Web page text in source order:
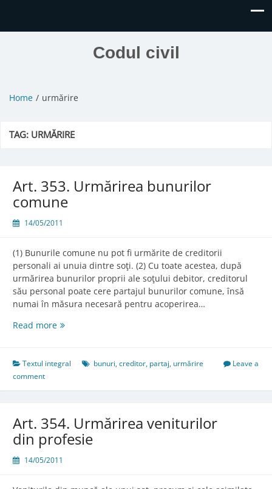
Codul civil
Home urmărire
TAG: URMĂRIRE
Art. 353. Urmărirea bunurilor
comune
14/05/2011
(1) Bunurile comune nu pot fi urmărite de creditorii
personali ai unuia dintre soţi. (2) Cu toate acestea, după
urmărirea bunurilor proprii ale soţului debitor, creditorul
său personal poate cere partajul bunurilor comune, însă
numai în măsura necesară pentru acoperirea…
Read moreArt.
bunurilor
Textul integral bunuri,creditor, partaj, urmărire
Leave a
comment
Art. 354. Urmărirea veniturilor
din profesie
14/05/2011